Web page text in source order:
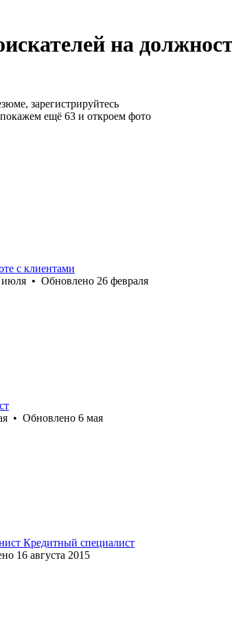
на
зарегистрируйтесь
ещё 63 и откроем фото
с клиентами
июля • Обновлено 26 февраля
• Обновлено 6 мая
Кредитный специалист
16 августа 2015